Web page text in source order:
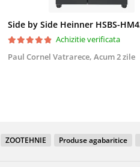
Achizitie verificata
Paul Cornel Vatrarece, Acum 2 zile
ZOOTEHNIE Produse agabaritice